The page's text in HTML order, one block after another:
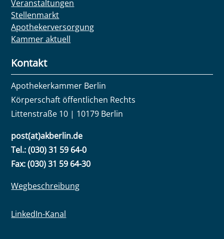
Veranstaltungen
Stellenmarkt
Apothekerversorgung
Kammer aktuell
Kontakt
Apothekerkammer Berlin
Körperschaft öffentlichen Rechts
Littenstraße 10 | 10179 Berlin
post(at)akberlin.de
Tel.: (030) 31 59 64-0
Fax: (030) 31 59 64-30
Wegbeschreibung
LinkedIn-Kanal